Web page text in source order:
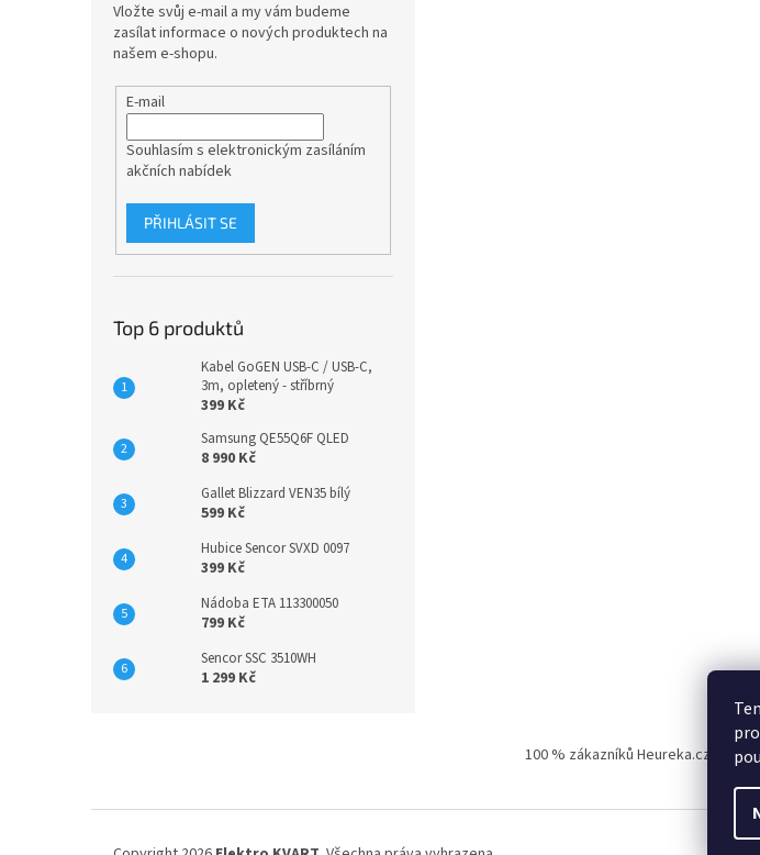
Vložte svůj e-mail a my vám budeme
zasílat informace o nových produktech na
našem e-shopu.
E-mail
Souhlasím s elektronickým zasíláním
akčních nabídek
PŘIHLÁSIT SE
Top 6 produktů
Kabel GoGEN USB-C / USB-C,
3m, opletený - stříbrný
399 Kč
Samsung QE55Q6F QLED
8 990 Kč
Gallet Blizzard VEN35 bílý
599 Kč
Hubice Sencor SVXD 0097
399 Kč
Nádoba ETA 113300050
799 Kč
Sencor SSC 3510WH
1 299 Kč
100 % zákazníků Heureka.cz nás